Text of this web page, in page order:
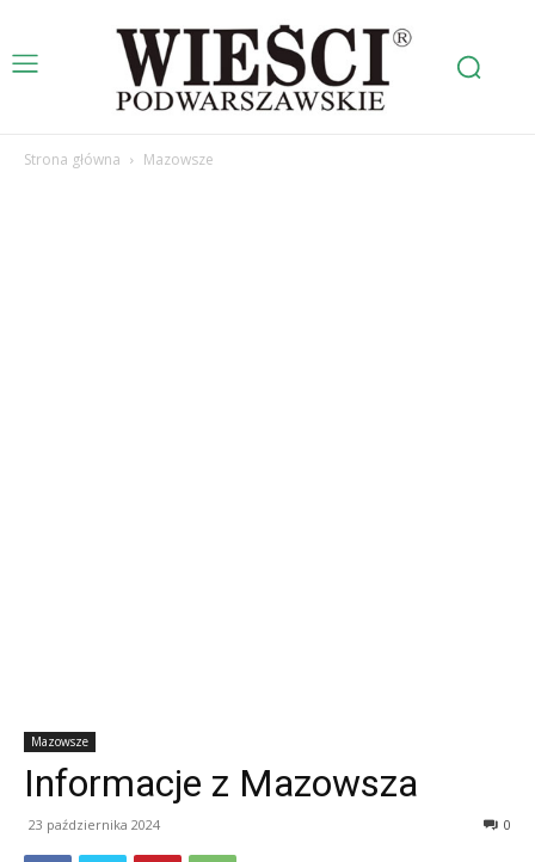
Strona główna Mazowsze
Mazowsze
Informacje z Mazowsza
23 października 2024 0